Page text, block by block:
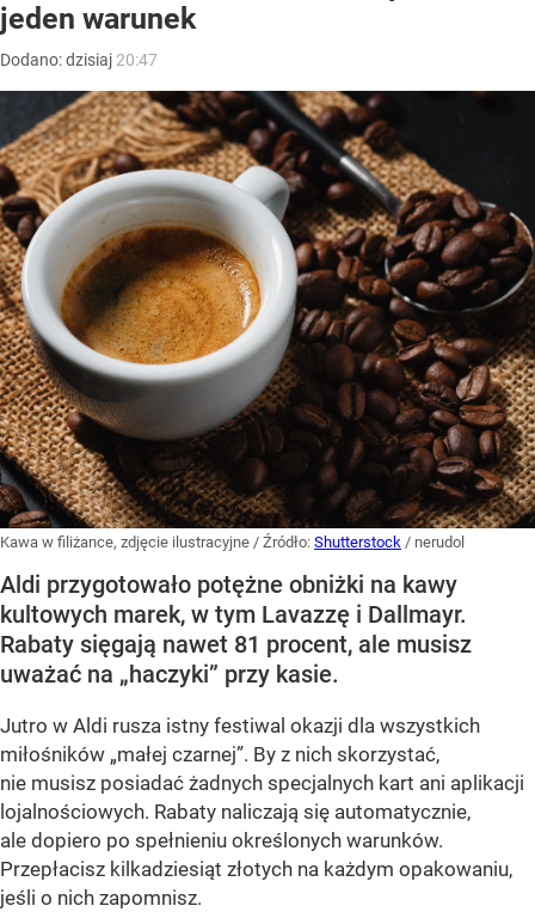
jeden warunek
Dodano:dzisiaj 20:47
Kawa w filiżance, zdjęcie ilustracyjne / Źródło: Shutterstock / nerudol
Aldi przygotowało potężne obniżki na kawy
kultowych marek, w tym Lavazzę i Dallmayr.
Rabaty sięgają nawet 81 procent, ale musisz
uważać na „haczyki” przy kasie.
Jutro w Aldi rusza istny festiwal okazji dla wszystkich
miłośników „małej czarnej”. By z nich skorzystać,
nie musisz posiadać żadnych specjalnych kart ani aplikacji
lojalnościowych. Rabaty naliczają się automatycznie,
ale dopiero po spełnieniu określonych warunków.
Przepłacisz kilkadziesiąt złotych na każdym opakowaniu,
jeśli o nich zapomnisz.